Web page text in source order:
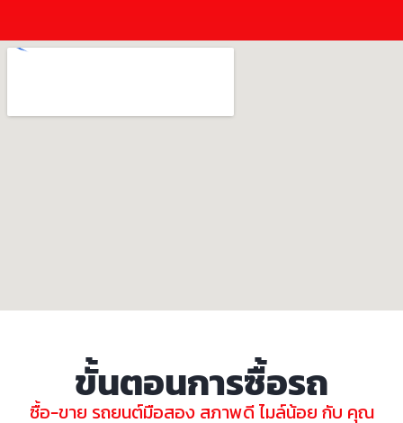
ขั้นตอนการซื้อรถ
ซื้อ-ขาย รถยนต์มือสอง สภาพดี ไมล์น้อย กับ คุณ